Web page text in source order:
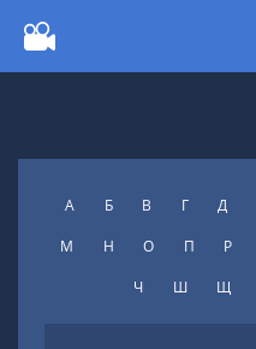
А Б В Г Д
М
Н О П Р
Ч
Ш Щ